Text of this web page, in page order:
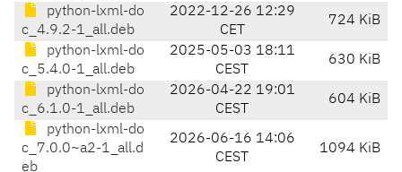
python-lxml-do
c_4.9.2-1_all.deb
2022-12-26 12:29
CET
724 KiB
python-lxml-do
c_5.4.0-1_all.deb
2025-05-03 18:11
CEST
630 KiB
python-lxml-do
c_6.1.0-1_all.deb
2026-04-22 19:01
CEST
604 KiB
python-lxml-do
c_7.0.0~a2-1_all.d
eb
2026-06-16 14:06
CEST
1094 KiB